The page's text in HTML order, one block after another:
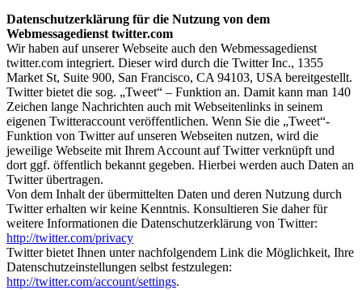
Datenschutzerklärung für die Nutzung von dem
Webmessagedienst twitter.com
Wir haben auf unserer Webseite auch den Webmessagedienst
twitter.com integriert. Dieser wird durch die Twitter Inc., 1355
Market St, Suite 900, San Francisco, CA 94103, USA bereitgestellt.
Twitter bietet die sog. „Tweet“ – Funktion an. Damit kann man 140
Zeichen lange Nachrichten auch mit Webseitenlinks in seinem
eigenen Twitteraccount veröffentlichen. Wenn Sie die „Tweet“-
Funktion von Twitter auf unseren Webseiten nutzen, wird die
jeweilige Webseite mit Ihrem Account auf Twitter verknüpft und
dort ggf. öffentlich bekannt gegeben. Hierbei werden auch Daten an
Twitter übertragen.
Von dem Inhalt der übermittelten Daten und deren Nutzung durch
Twitter erhalten wir keine Kenntnis. Konsultieren Sie daher für
weitere Informationen die Datenschutzerklärung von Twitter:
http://twitter.com/privacy
Twitter bietet Ihnen unter nachfolgendem Link die Möglichkeit, Ihre
Datenschutzeinstellungen selbst festzulegen:
http://twitter.com/account/settings.